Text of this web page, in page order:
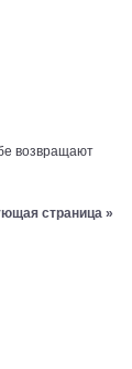
возвращают
страница »